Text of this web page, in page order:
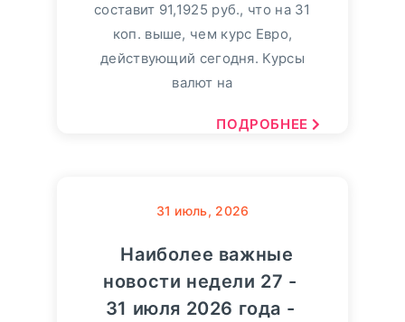
составит 91,1925 руб., что на 31
коп. выше, чем курс Евро,
действующий сегодня. Курсы
валют на
ПОДРОБНЕЕ
31 июль, 2026
Наиболее важные
новости недели 27 -
31 июля 2026 года -